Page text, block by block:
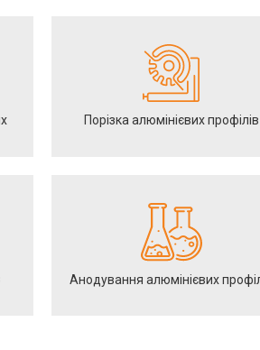
Порізка алюмінієвих профілів
Анодування алюмінієвих